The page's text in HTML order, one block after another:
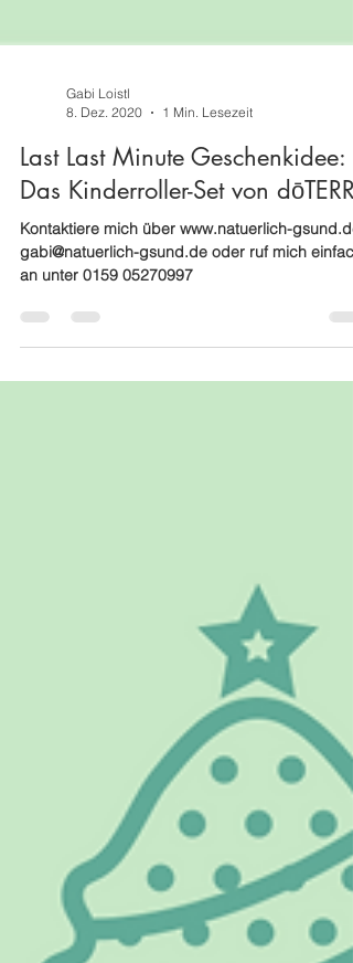
Gabi Loistl
8. Dez. 2020
1 Min. Lesezeit
Last Last Minute Geschenkidee:
Das Kinderroller-Set von
Kontaktiere mich über www.natuerlich-
an unter 0159 05270997